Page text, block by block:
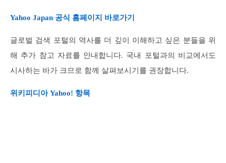
Yahoo Japan 공식 홈페이지 바로가기
글로벌 검색 포털의 역사를 더 깊이 이해하고 싶은 분들을 위
해 추가 참고 자료를 안내합니다. 국내 포털과의 비교에서도
시사하는 바가 크므로 함께 살펴보시기를 권장합니다.
위키피디아 Yahoo! 항목